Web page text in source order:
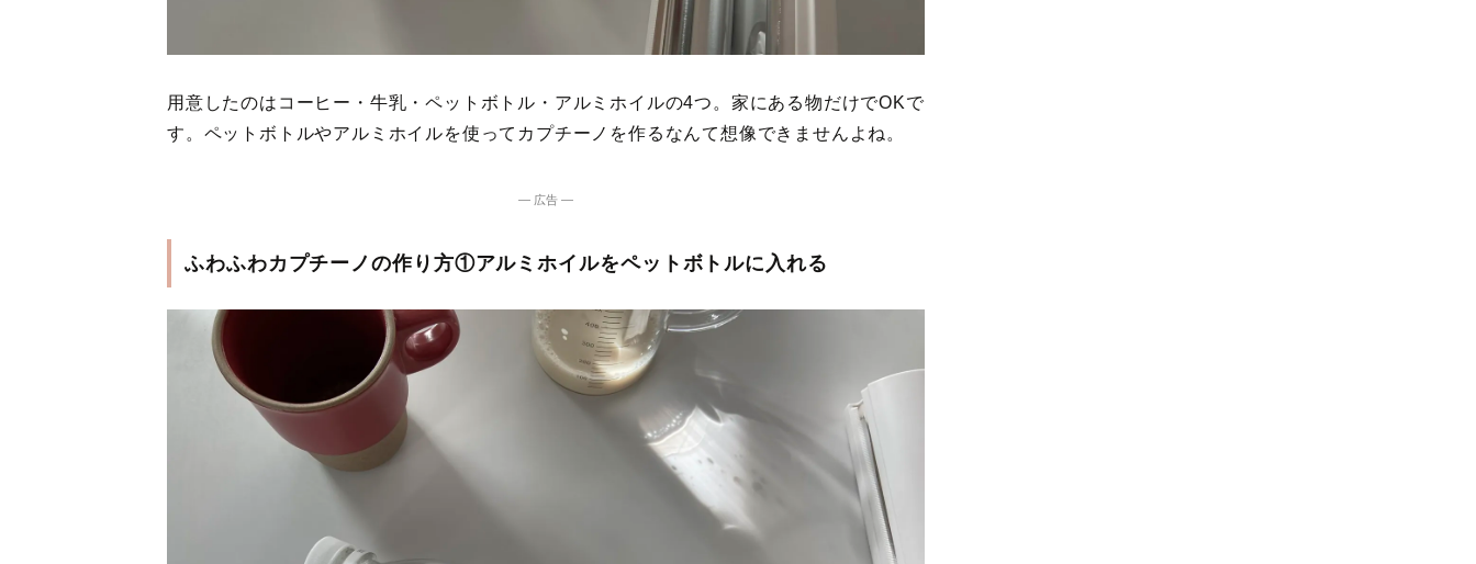
用意したのはコーヒー・牛乳・ペットボトル・アルミホイルの4つ。家にある物だけでOKで
す。ペットボトルやアルミホイルを使ってカプチーノを作るなんて想像できませんよね。
― 広告 ―
ふわふわカプチーノの作り方①アルミホイルをペットボトルに入れる